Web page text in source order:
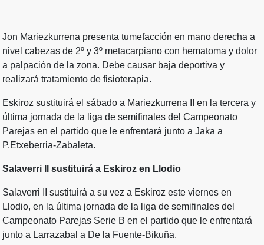
Jon Mariezkurrena presenta tumefacción en mano derecha a
nivel cabezas de 2º y 3º metacarpiano con hematoma y dolor
a palpación de la zona. Debe causar baja deportiva y
realizará tratamiento de fisioterapia.
Eskiroz sustituirá el sábado a Mariezkurrena II en la tercera y
última jornada de la liga de semifinales del Campeonato
Parejas en el partido que le enfrentará junto a Jaka a
P.Etxeberria-Zabaleta.
Salaverri II sustituirá a Eskiroz en Llodio
Salaverri II sustituirá a su vez a Eskiroz este viernes en
Llodio, en la última jornada de la liga de semifinales del
Campeonato Parejas Serie B en el partido que le enfrentará
junto a Larrazabal a De la Fuente-Bikuña.